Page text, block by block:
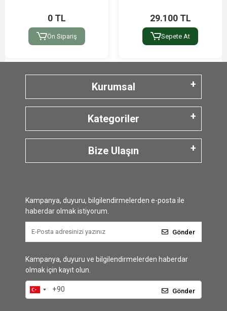
0 TL
Ön Sipariş
29.100 TL
Sepete At
Kurumsal
Kategoriler
Bize Ulaşın
Kampanya, duyuru, bilgilendirmelerden e-posta ile
haberdar olmak istiyorum.
Gönder
Kampanya, duyuru ve bilgilendirmelerden haberdar
olmak için kayıt olun.
Gönder